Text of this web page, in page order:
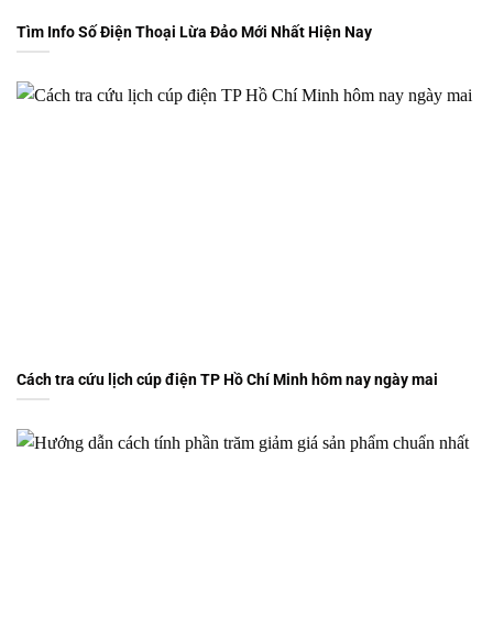
Tìm Info Số Điện Thoại Lừa Đảo Mới Nhất Hiện Nay
Cách tra cứu lịch cúp điện TP Hồ Chí Minh hôm nay ngày mai